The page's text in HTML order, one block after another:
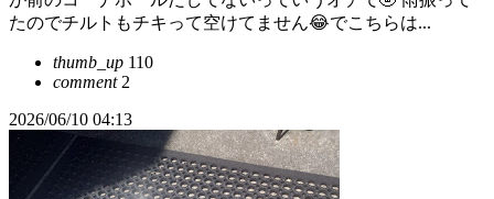
たのでチルトもチキって空けてません😂でこちらは...
thumb_up 110
comment2
2026/06/10 04:13